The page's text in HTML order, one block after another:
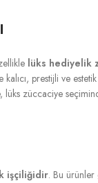
lüks hediyelik
kalıcı, prestijli ve
lüks züccaciye
işçiliğidir. Bu